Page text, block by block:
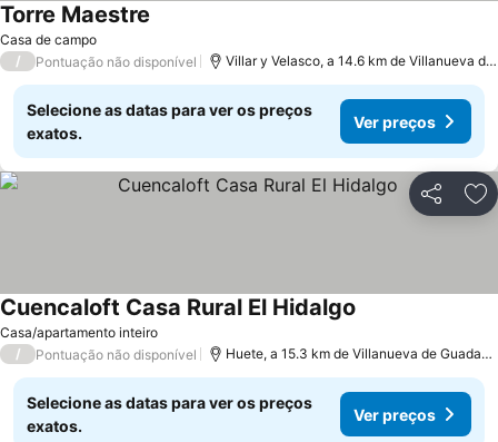
Casa de campo
Torre Maestre
/ Pontuação não disponível Villar y Velasco, a 14.6 km de Villanueva de
Selecione as datas para ver os preços
exatos.
Ver preços
Partilhar
Casa/apartamento inteiro
Cuencaloft Casa Rural El Hidalgo
/ Pontuação não disponível Huete, a 15.3 km de Villanueva de
Selecione as datas para ver os preços
exatos.
Ver preços